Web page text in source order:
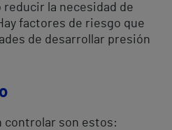
la necesidad de
factores de riesgo que
de desarrollar presión
controlar son estos: